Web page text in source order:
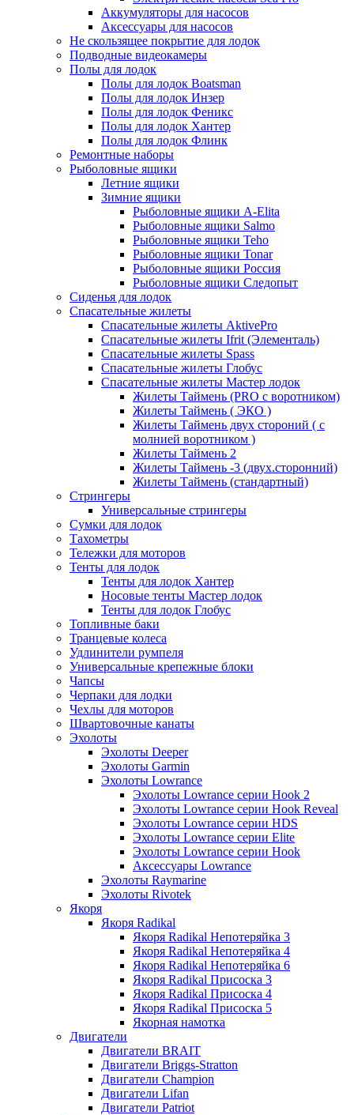
Аккумуляторы для насосов
Аксессуары для насосов
Не скользящее покрытие для лодок
Подводные видеокамеры
Полы для лодок
Полы для лодок Boatsman
Полы для лодок Инзер
Полы для лодок Феникс
Полы для лодок Хантер
Полы для лодок Флинк
Ремонтные наборы
Рыболовные ящики
Летние ящики
Зимние ящики
Рыболовные ящики A-Elita
Рыболовные ящики Salmo
Рыболовные ящики Teho
Рыболовные ящики Tonar
Рыболовные ящики Россия
Рыболовные ящики Следопыт
Сиденья для лодок
Спасательные жилеты
Спасательные жилеты AktivePro
Спасательные жилеты Ifrit (Элементаль)
Спасательные жилеты Spass
Спасательные жилеты Глобус
Спасательные жилеты Мастер лодок
Жилеты Таймень (PRO c воротником)
Жилеты Таймень ( ЭКО )
Жилеты Таймень двух стороний ( с
молнией воротником )
Жилеты Таймень 2
Жилеты Таймень -3 (двух.сторонний)
Жилеты Таймень (стандартный)
Стрингеры
Универсальные стрингеры
Сумки для лодок
Тахометры
Тележки для моторов
Тенты для лодок
Тенты для лодок Хантер
Носовые тенты Мастер лодок
Тенты для лодок Глобус
Топливные баки
Транцевые колеса
Удлинители румпеля
Универсальные крепежные блоки
Чапсы
Черпаки для лодки
Чехлы для моторов
Швартовочные канаты
Эхолоты
Эхолоты Deeper
Эхолоты Garmin
Эхолоты Lowrance
Эхолоты Lowrance серии Hook 2
Эхолоты Lowrance серии Hook Reveal
Эхолоты Lowrance серии HDS
Эхолоты Lowrance серии Elite
Эхолоты Lowrance серии Hook
Аксессуары Lowrance
Эхолоты Raymarine
Эхолоты Rivotek
Якоря
Якоря Radikal
Якоря Radikal Непотеряйка 3
Якоря Radikal Непотеряйка 4
Якоря Radikal Непотеряйка 6
Якоря Radikal Присоска 3
Якоря Radikal Присоска 4
Якоря Radikal Присоска 5
Якорная намотка
Двигатели
Двигатели BRAIT
Двигатели Briggs-Stratton
Двигатели Champion
Двигатели Lifan
Двигатели Patriot